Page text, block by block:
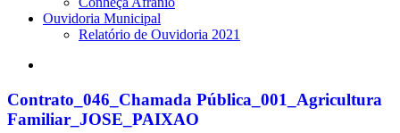
Ouvidoria Municipal
Relatório de Ouvidoria 2021
Contrato_046_Chamada Pública_001_Agricultura
Familiar_JOSE_PAIXAO